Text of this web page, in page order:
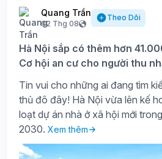
Quang Trần
02 Thg 08
Theo Dõi
Hà Nội sắp có thêm hơn
Cơ hội an cư cho người thu
Tin vui cho những ai đang tìm
thủ đô đây! Hà Nội vừa lên kế
loạt dự án nhà ở xã hội mới
2030. Xem thêm